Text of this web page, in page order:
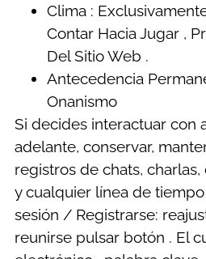
Clima :
Contar Hacia Jugar ,
Del Sitio Web .
Antecedencia
Onanismo
Si decides interactuar con
adelante, conservar,
registros de chats,
y cualquier línea de
sesión / Registrarse:
reunirse pulsar botón . El